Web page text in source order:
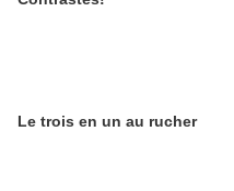
Le trois en un au rucher